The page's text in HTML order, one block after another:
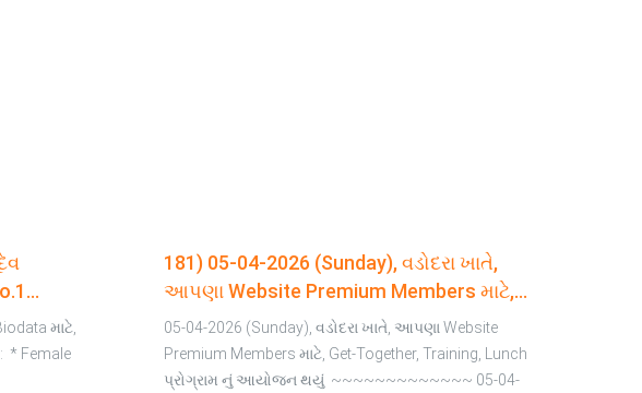
માટે,
* Female
181) 05-04-2026 (Sunday), વડોદરા ખાતે,
આપણા Website Premium Members માટે,
Get-Together, Training, Lunch પ્રોગ્રામ નું
આયોજન થયું
05-04-2026 (Sunday), વડોદરા ખાતે, આપણા Website
Premium Members માટે, Get-Together, Training, Lunch
પ્રોગ્રામ નું આયોજન થયું ~~~~~~~~~~~~~ 05-04-